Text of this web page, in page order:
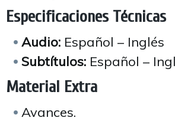
Especificaciones Técnicas
Audio: Español – Inglés
Subtítulos: Español –
Material Extra
Avances.